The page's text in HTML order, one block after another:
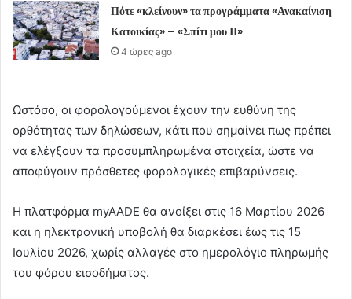
Πότε «κλείνουν» τα προγράμματα «Ανακαίνιση
Κατοικίας» – «Σπίτι μου ΙΙ»
4 ώρες ago
Ωστόσο, οι φορολογούμενοι έχουν την ευθύνη της
ορθότητας των δηλώσεων, κάτι που σημαίνει πως πρέπει
να ελέγξουν τα προσυμπληρωμένα στοιχεία, ώστε να
αποφύγουν πρόσθετες φορολογικές επιβαρύνσεις.
Η πλατφόρμα myAADE θα ανοίξει στις 16 Μαρτίου 2026
και η ηλεκτρονική υποβολή θα διαρκέσει έως τις 15
Ιουλίου 2026, χωρίς αλλαγές στο ημερολόγιο πληρωμής
του φόρου εισοδήματος.